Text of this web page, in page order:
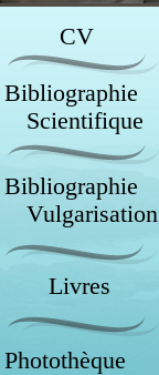
CV
Bibliographie
Scientifique
Bibliographie
Vulgarisation
Livres
Photothèque